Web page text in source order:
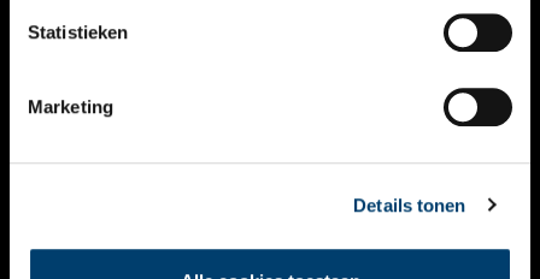
Statistieken
Marketing
Details tonen
THEMA’S
VIDEO’S
CONTACT